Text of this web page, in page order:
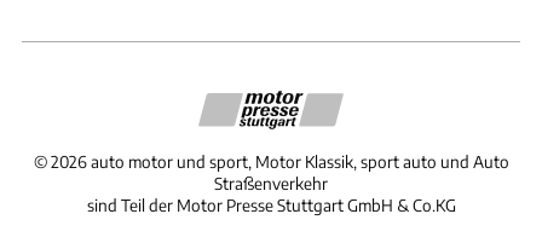
©2026 auto motor und sport, Motor Klassik, sport auto und Auto
Straßenverkehr
sind Teil der Motor Presse Stuttgart GmbH & Co.KG